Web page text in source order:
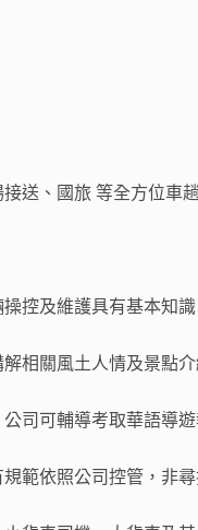
送、國旅 等全方位車
控及維護具有基本知
相關風土人情及景點
司可輔導考取華語導遊
範依照公司控管，非